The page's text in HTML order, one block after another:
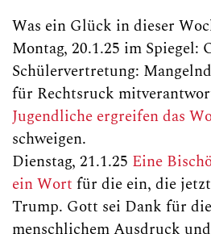
Was ein Glück in dieser
Montag, 20.1.25 im Spiegel:
Schülervertretung:
für Rechtsruck
Jugendliche ergreifen das
schweigen.
Dienstag, 21.1.25 Eine
ein Wort für die ein, die
Trump. Gott sei Dank für
menschlichem Ausdruck